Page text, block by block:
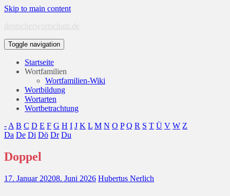
Skip to main content
deutscherwortschatz.de
Toggle navigation
Startseite
Wortfamilien
Wortfamilien-Wiki
Wortbildung
Wortarten
Wortbetrachtung
- A B C D E F G H I J K L M N O P Q R S T Ü V W Z
Da De Di Dö Dr Du
Doppel
17. Januar 20208. Juni 2026 Hubertus Nerlich